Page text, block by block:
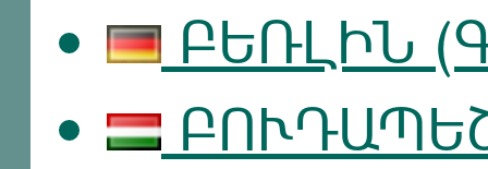
ԲԵՌԼԻՆ